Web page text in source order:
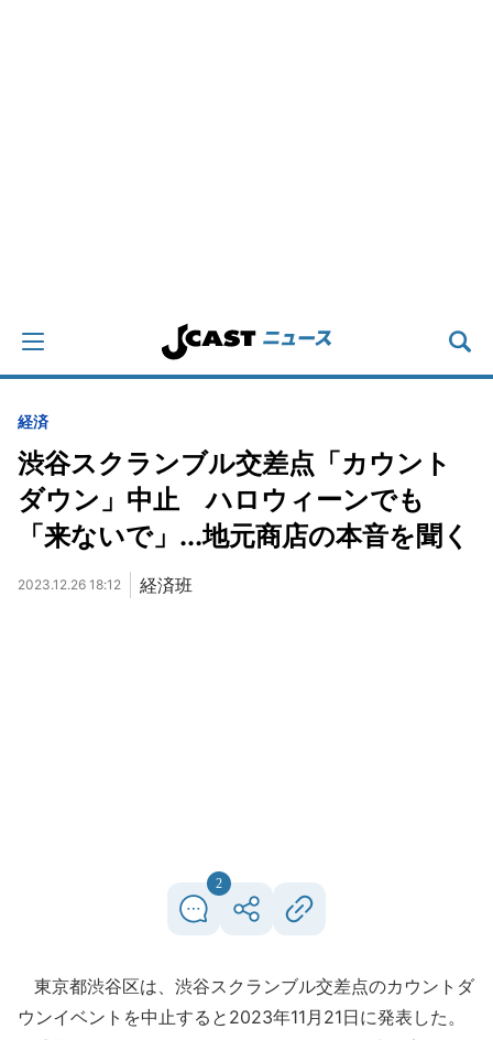
経済
渋谷スクランブル交差点「カウント
ダウン」中止 ハロウィーンでも
「来ないで」...地元商店の本音を聞く
2023.12.26 18:12 経済班
2
東京都渋谷区は、渋谷スクランブル交差点のカウントダ
ウンイベントを中止すると2023年11月21日に発表した。